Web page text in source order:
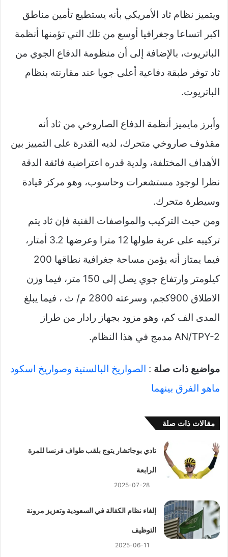
ويتميز نظام ثاد الأمريكي بأنه يستطيع تأمين مناطق
اكبر اتساعا وجغرافيا أوسع من تلك التي تؤمنها أنظمة
الباتريوت، بالإضافة إلى أن منظومة الدفاع الجوي من
ثاد توفر طبقة دفاعية أعلى جويا عند مقارنته بنظام
الباتريوت.
وأبرز مايميز أنظمة الدفاع الصاروخي من ثاد أنه
مقذوف صاروخي متحرك، لديه القدرة على التمييز بين
الأهداف المختلفة، ولدية قدره اعتراضية فائقة الدقة
نظرا لوجود مستشعرات وحاسوب، وهو مركز قيادة
وسيطرة متحرك.
ومن حيث التركيب والمواصفات الفنية فإن ثاد يتم
تركيبه على عربة طولها 12 مترا وعرضها 3.2 أمتار،
فيما يمتاز أنه يؤمن مساحة جغرافية نطاقها 200
كيلومتر وارتفاع جوي يصل إلى 150 متر، فيما وزن
الاطلاق 900كجم، وسرعته 2800 م/ ث ، فيما يبلغ
المدى الف كم، وهو مزود بجهاز رادار من طراز
AN/TPY-2 مدمج في هذا النظام.
مواضيع ذات صلة : الصواريخ البالستية وصواريخ اسكود
ماهو الفرق بينهما
مقالات ذات صلة
تادي بوجاتشار يتوج بلقب طواف فرنسا للمرة
الرابعة
2025-07-28
إلغاء نظام الكفالة في السعودية وتعزيز مرونة
التوظيف
2025-06-11